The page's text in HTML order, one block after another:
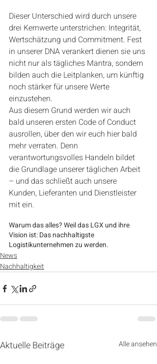
Dieser Unterschied wird durch unsere
drei Kernwerte unterstrichen: Integrität,
Wertschätzung und Commitment. Fest
in unserer DNA verankert dienen sie uns
nicht nur als tägliches Mantra, sondern
bilden auch die Leitplanken, um künftig
noch stärker für unsere Werte
einzustehen.
Aus diesem Grund werden wir auch
bald unseren ersten Code of Conduct
ausrollen, über den wir euch hier bald
mehr verraten. Denn
verantwortungsvolles Handeln bildet
die Grundlage unserer täglichen Arbeit
– und das schließt auch unsere
Kunden, Lieferanten und Dienstleister
mit ein.
Warum das alles? Weil das LGX und ihre
Vision ist: Das nachhaltigste
Logistikunternehmen zu werden.
News
Nachhaltigkeit
Aktuelle Beiträge Alle ansehen